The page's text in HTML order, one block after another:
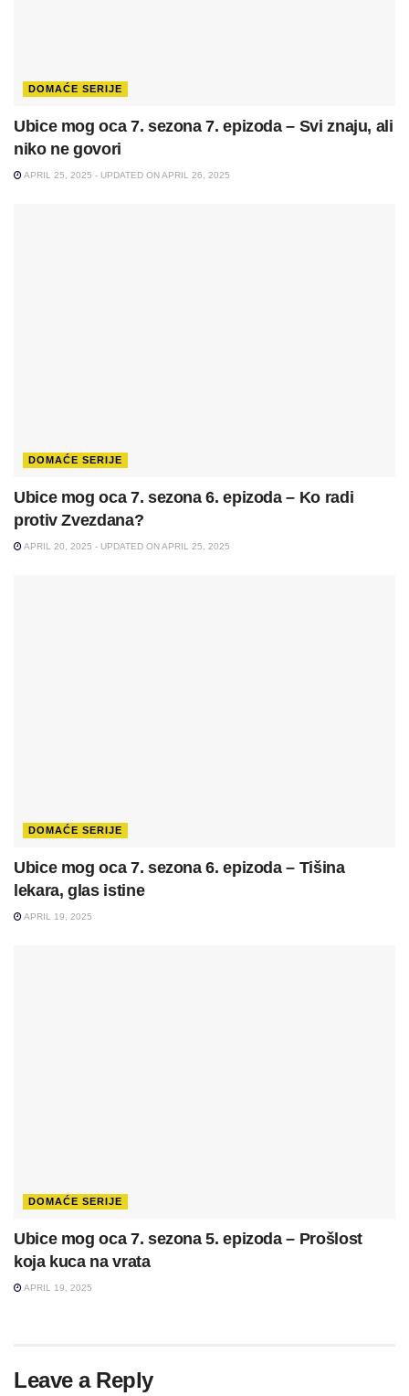
DOMAĆE SERIJE
Ubice mog oca 7. sezona 7. epizoda – Svi znaju, ali
niko ne govori
APRIL 25, 2025 - UPDATED ON APRIL 26, 2025
DOMAĆE SERIJE
Ubice mog oca 7. sezona 6. epizoda – Ko radi
protiv Zvezdana?
APRIL 20, 2025 - UPDATED ON APRIL 25, 2025
DOMAĆE SERIJE
Ubice mog oca 7. sezona 6. epizoda – Tišina
lekara, glas istine
APRIL 19, 2025
DOMAĆE SERIJE
Ubice mog oca 7. sezona 5. epizoda – Prošlost
koja kuca na vrata
APRIL 19, 2025
Leave a Reply